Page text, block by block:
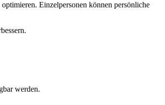
Einzelpersonen können persönliche
werden.